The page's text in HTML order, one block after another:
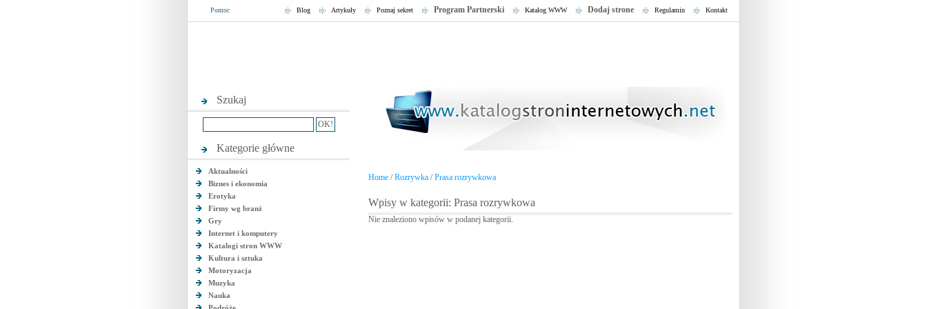
Pomoc Kontakt
Regulamin
Dodaj strone
Katalog WWW
Program Partnerski
Poznaj sekret
Artykuły
Blog
Szukaj
Kategorie główne
Aktualności
Biznes i ekonomia
Erotyka
Firmy wg branż
Gry
Internet i komputery
Katalogi stron WWW
Kultura i sztuka
Motoryzacja
Muzyka
Nauka
Home /Rozrywka /Prasa rozrywkowa
Wpisy w kategorii: Prasa rozrywkowa
Nie znaleziono wpisów w podanej kategorii.